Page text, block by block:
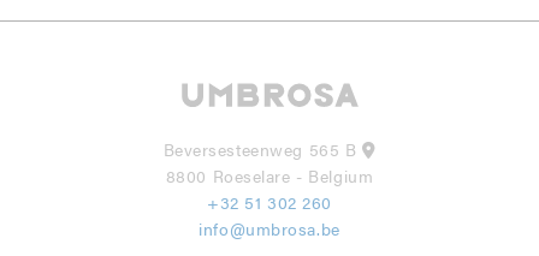
Beversesteenweg 565 B
8800 Roeselare - Belgium
+32 51 302 260
info@umbrosa.be